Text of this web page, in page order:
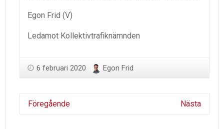
Egon Frid (V)
Ledamot Kollektivtrafiknämnden
6 februari 2020 Egon Frid
Föregående Nästa